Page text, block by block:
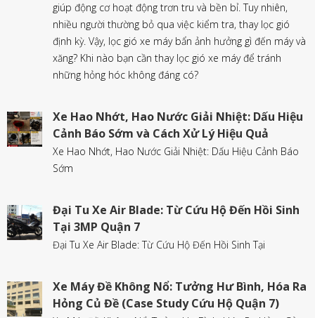
giúp động cơ hoạt động trơn tru và bền bỉ. Tuy nhiên,
nhiều người thường bỏ qua việc kiểm tra, thay lọc gió
định kỳ. Vậy, lọc gió xe máy bẩn ảnh hưởng gì đến máy và
xăng? Khi nào bạn cần thay lọc gió xe máy để tránh
những hỏng hóc không đáng có?
Xe Hao Nhớt, Hao Nước Giải Nhiệt: Dấu Hiệu
Cảnh Báo Sớm và Cách Xử Lý Hiệu Quả
Xe Hao Nhớt, Hao Nước Giải Nhiệt: Dấu Hiệu Cảnh Báo
Sớm
Đại Tu Xe Air Blade: Từ Cứu Hộ Đến Hồi Sinh
Tại 3MP Quận 7
Đại Tu Xe Air Blade: Từ Cứu Hộ Đến Hồi Sinh Tại
Xe Máy Đề Không Nổ: Tưởng Hư Bình, Hóa Ra
Hỏng Củ Đề (Case Study Cứu Hộ Quận 7)